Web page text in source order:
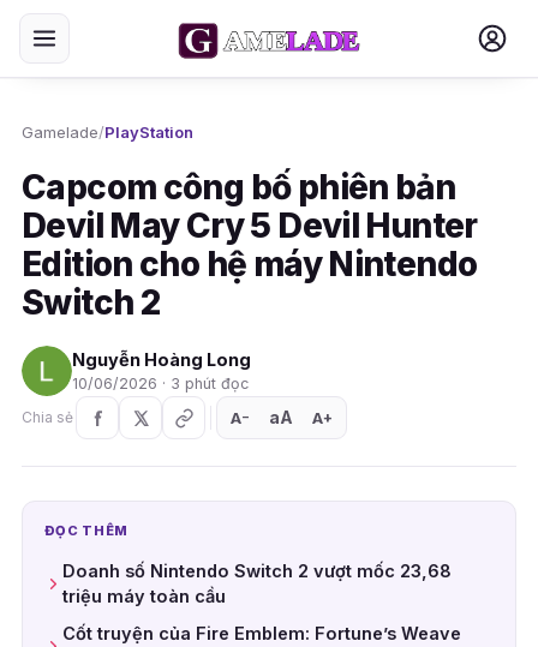
Gamelade/PlayStation
Capcom công bố phiên bản
Devil May Cry 5 Devil Hunter
Edition cho hệ máy Nintendo
Switch 2
Nguyễn Hoàng Long
10/06/2026 · 3 phút đọc
Chia sẻ
A− aA A+
ĐỌC THÊM
Doanh số Nintendo Switch 2 vượt mốc 23,68
triệu máy toàn cầu
Cốt truyện của Fire Emblem: Fortune’s Weave